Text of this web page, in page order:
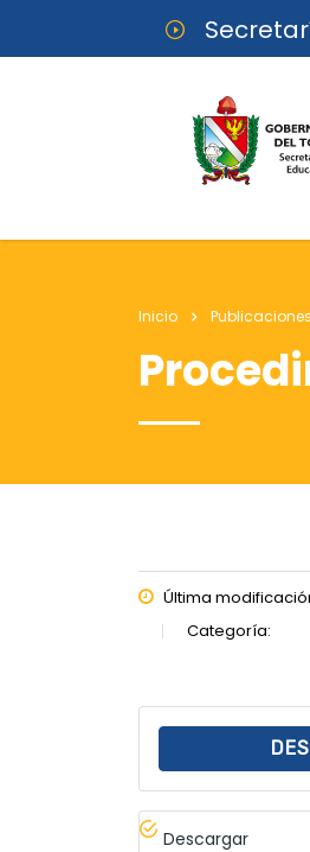
Inicio Publicaciones
Última
Categoría:
Descargar